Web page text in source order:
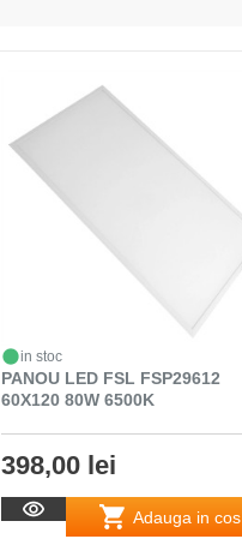
in stoc
PANOU LED FSL FSP29612
60X120 80W 6500K
398,00 lei
Adauga in cos